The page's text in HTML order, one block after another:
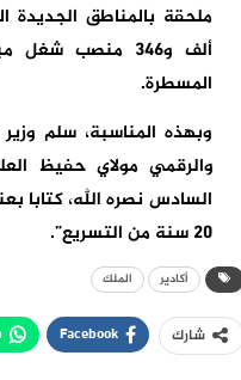
المسطرة.
وبهذه المناسبة، سلم وزير
والرقمي مولاي حفيظ
السادس نصره الله، كتابا
20 سنة من التسريع”.
أكادير الملك
شارك Facebook